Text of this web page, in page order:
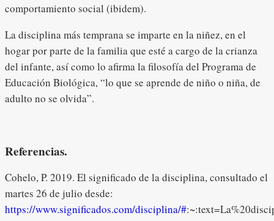
comportamiento social (ibidem).
La disciplina más temprana se imparte en la niñez, en el
hogar por parte de la familia que esté a cargo de la crianza
del infante, así como lo afirma la filosofía del Programa de
Educación Biológica, “lo que se aprende de niño o niña, de
adulto no se olvida”.
Referencias.
Cohelo, P. 2019. El significado de la disciplina, consultado el
martes 26 de julio desde:
https://www.significados.com/disciplina/#